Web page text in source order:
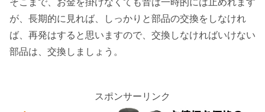
そこまで、お金を掛けなくても音は一時的には止めれます
が、長期的に見れば、しっかりと部品の交換をしなけれ
ば、再発はすると思いますので、交換しなければいけない
部品は、交換しましょう。
スポンサーリンク